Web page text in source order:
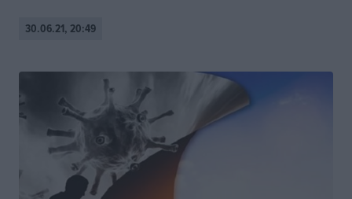
30.06.21, 20:49